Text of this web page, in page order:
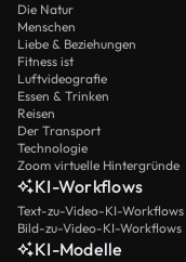
Die Natur
Menschen
Liebe & Beziehungen
Fitness ist
Luftvideografie
Essen & Trinken
Reisen
Der Transport
Technologie
Zoom virtuelle Hintergründe
KI-Workflows
Text-zu-Video-KI-Workflows
Bild-zu-Video-KI-Workflows
KI-Modelle